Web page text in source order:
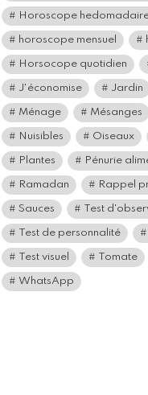
Horoscope
horoscope mensuel
Horsocope quotidien
J'économise Jardin
Ménage Mésanges
Nuisibles Oiseaux
Plantes Pénurie
Ramadan Rappel
Sauces Test
Test de personnalité
Test visuel Tomate
WhatsApp